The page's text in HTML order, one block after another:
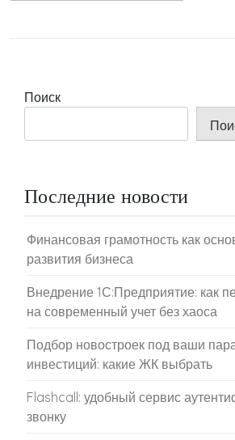
Поиск
Последние новости
Финансовая грамотность как
развития бизнеса
Внедрение 1С:Предприятие: как
на современный учет без хаоса
Подбор новостроек под ваши
инвестиций: какие ЖК выбрать
Flashcall: удобный сервис
звонку